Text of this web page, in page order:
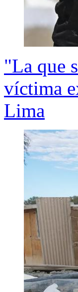
"La que
víctima
Lima